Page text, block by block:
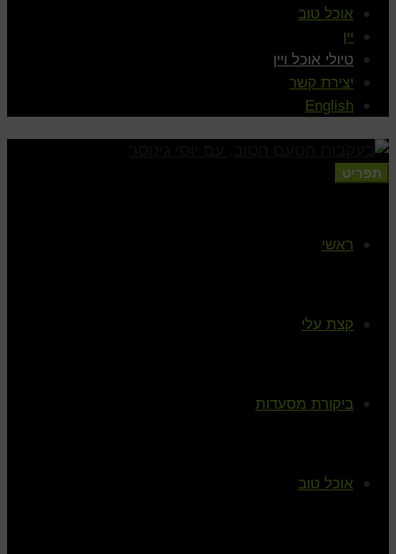
אוכל טוב
יין
טיולי אוכל ויין
יצירת קשר
English
תפריט
ראשי
קצת עלי
ביקורת מסעדות
אוכל טוב